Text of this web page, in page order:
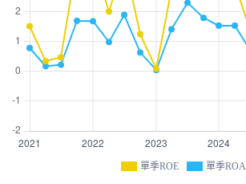
單季ROE 單季ROA